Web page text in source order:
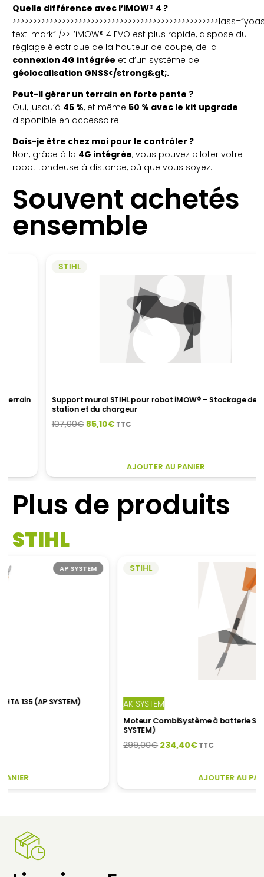
Quelle différence avec l’iMOW® 4 ?
text-mark” />>L’iMOW® 4 EVO est plus rapide, dispose du
réglage électrique de la hauteur de coupe, de la
connexion 4G intégrée et d’un système de
géolocalisation GNSS</strong&gt;.
Peut-il gérer un terrain en forte pente ?
Oui, jusqu’à 45 %, et même 50 % avec le kit upgrade
disponible en accessoire.
Dois-je être chez moi pour le contrôler ?
Non, grâce à la 4G intégrée, vous pouvez piloter votre
robot tondeuse à distance, où que vous soyez.
Souvent achetés
ensemble
Support mural STIHL pour robot iMOW® – Stockage de la
station et du chargeur
Le
107,00€.
85,10€Le
85,10€.
TTC
AJOUTER AU PANIER
Plus de produits
STIHL
AK SYSTEM
Moteur CombiSystème à batterie STIHL KMA 80 R (AK